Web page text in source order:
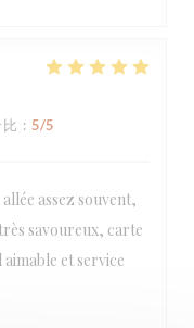
: 5/5
assez souvent,
savoureux, carte
et service